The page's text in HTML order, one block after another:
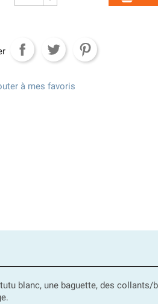
à mes favoris
blanc, une baguette, des